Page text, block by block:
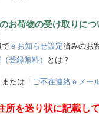
のお荷物の受け取りに
で ｅお知らせ設定済みのお
登録無料）
とは？
または 「ご不在連絡ｅメー
を送り状に記載し